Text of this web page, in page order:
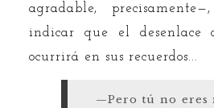
agradable,
indicar que el desenlace
ocurrirá en sus recuerdos...
—Pero tú no eres